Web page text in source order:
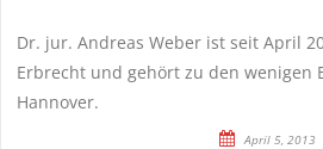
Dr. jur. Andreas Weber ist seit April
Erbrecht und gehört zu den wenigen
Hannover.
April 5, 2013